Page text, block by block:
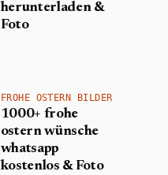
herunterladen &
Foto
FROHE OSTERN BILDER
1000+ frohe
ostern wünsche
whatsapp
kostenlos & Foto